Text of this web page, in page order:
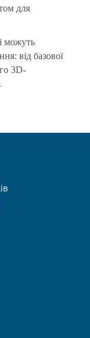
для
можуть
від базової
3D-